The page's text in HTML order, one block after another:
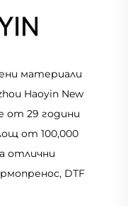
материали
Haoyin New
от 29 години
от 100,000
отлични
DTF